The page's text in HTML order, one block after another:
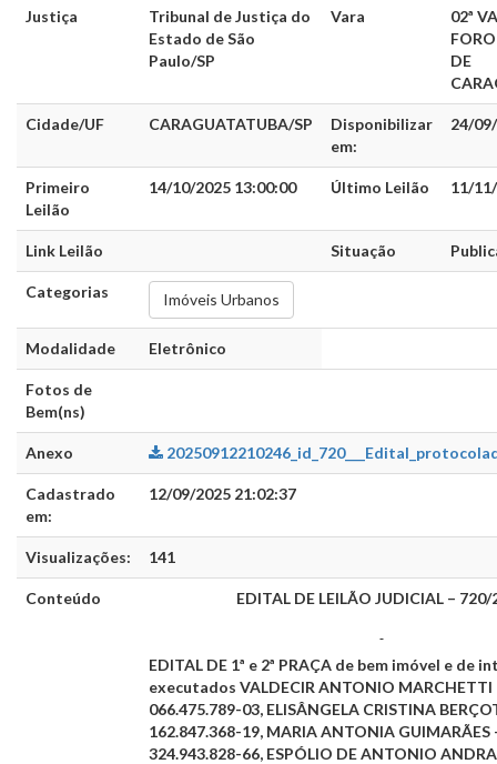
Justiça
Tribunal de Justiça do
Estado de São
Paulo/SP
Vara
02ª
DE
Cidade/UF CARAGUATATUBA/SP
Disponibilizar
em:
24/
Primeiro
Leilão
14/10/2025 13:00:00 Último Leilão 11/
Link Leilão Situação
Categorias Imóveis Urbanos
Modalidade Eletrônico
Fotos de
Bem(ns)
Anexo
Cadastrado
em:
12/09/2025 21:02:37
Visualizações: 141
Conteúdo EDITAL DE LEILÃO JUDICIAL – 720/
EDITAL DE 1ª e 2ª PRAÇA de bem imóvel e de
executados VALDECIR ANTONIO MARCHETTI
066.475.789-03, ELISÂNGELA CRISTINA
162.847.368-19, MARIA ANTONIA GUIMARÃES
324.943.828-66, ESPÓLIO DE ANTONIO